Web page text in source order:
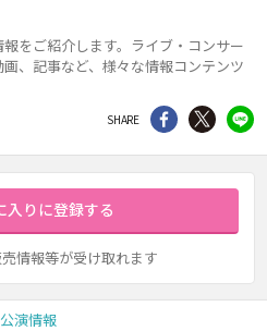
をご紹介します。ライブ・コンサー
、記事など、様々な情報コンテンツ
SHARE シェア Twitter
入りに登録する
情報等が受け取れます
公演情報